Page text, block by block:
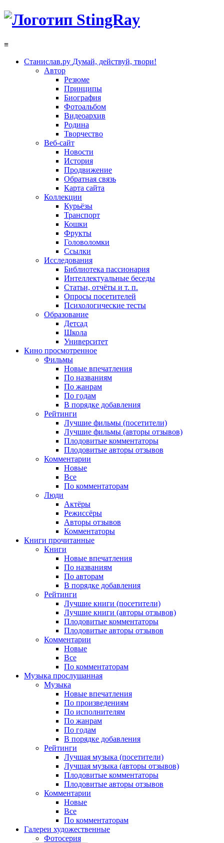
≡
Станислав.ру Думай, действуй, твори!
Автор
Резюме
Принципы
Биография
Фотоальбом
Видеоархив
Родина
Творчество
Веб-сайт
Новости
История
Продвижение
Обратная связь
Карта сайта
Коллекции
Курьёзы
Транспорт
Кошки
Фрукты
Головоломки
Ссылки
Исследования
Библиотека пассионария
Интеллектуальные беседы
Статьи, отчёты и т. п.
Опросы посетителей
Психологические тесты
Образование
Детсад
Школа
Университет
Кино просмотренное
Фильмы
Новые впечатления
По названиям
По жанрам
По годам
В порядке добавления
Рейтинги
Лучшие фильмы (посетители)
Лучшие фильмы (авторы отзывов)
Плодовитые комментаторы
Плодовитые авторы отзывов
Комментарии
Новые
Все
По комментаторам
Люди
Актёры
Режиссёры
Авторы отзывов
Комментаторы
Книги прочитанные
Книги
Новые впечатления
По названиям
По авторам
В порядке добавления
Рейтинги
Лучшие книги (посетители)
Лучшие книги (авторы отзывов)
Плодовитые комментаторы
Плодовитые авторы отзывов
Комментарии
Новые
Все
По комментаторам
Музыка прослушанная
Музыка
Новые впечатления
По произведениям
По исполнителям
По жанрам
По годам
В порядке добавления
Рейтинги
Лучшая музыка (посетители)
Лучшая музыка (авторы отзывов)
Плодовитые комментаторы
Плодовитые авторы отзывов
Комментарии
Новые
Все
По комментаторам
Галереи художественные
Фотосерия